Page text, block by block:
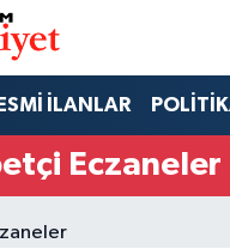
İLANLAR
Eczaneler